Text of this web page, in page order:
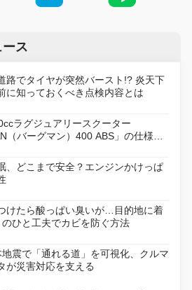
ス
路でタイヤが突然バースト!? 炎天下
に知っておくべき点検内容とは
ラグジュアリースクーター
（バーグマン）400 ABS」の仕様を
日に発売
、どこまで安全？エンジンかけっぱ
けたら酸っぱい臭いが…目的地に着
のひと工夫でカビを防ぐ方法
震で「通れる道」を可視化、クルマ
が災害対応を支える